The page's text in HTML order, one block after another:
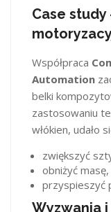
Case
Współpraca
Automation
belki
zastosowaniu
włókien, udało
zwiększyć
obniżyć masę,
przyspieszyć
Wyzwania